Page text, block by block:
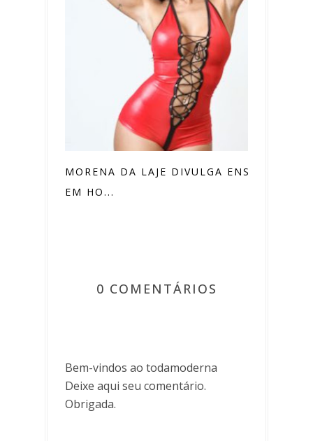
MORENA DA LAJE DIVULGA ENSAIO
EM HO...
0 COMENTÁRIOS
Bem-vindos ao todamoderna
Deixe aqui seu comentário.
Obrigada.